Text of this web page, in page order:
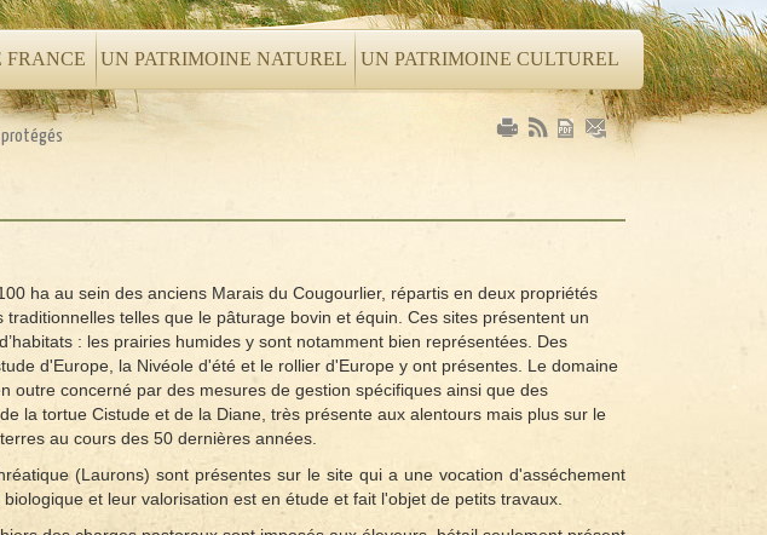
FRANCE UN PATRIMOINE NATUREL UN PATRIMOINE CULTUREL
protégés
ha au sein des anciens Marais du Cougourlier, répartis en deux propriétés
telles que le pâturage bovin et équin. Ces sites présentent un
: les prairies humides y sont notamment bien représentées. Des
d'Europe, la Nivéole d'été et le rollier d'Europe y ont présentes. Le domaine
outre concerné par des mesures de gestion spécifiques ainsi que des
la tortue Cistude et de la Diane, très présente aux alentours mais plus sur le
au cours des 50 dernières années.
(Laurons) sont présentes sur le site qui a une vocation d'asséchement
et leur valorisation est en étude et fait l'objet de petits travaux.